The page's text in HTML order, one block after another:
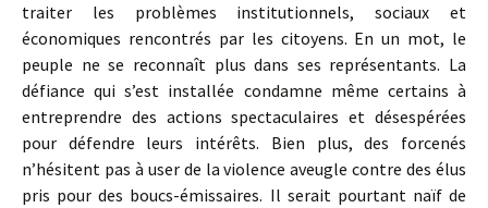
traiter les problèmes institutionnels, sociaux et
économiques rencontrés par les citoyens. En un mot, le
peuple ne se reconnaît plus dans ses représentants. La
défiance qui s’est installée condamne même certains à
entreprendre des actions spectaculaires et désespérées
pour défendre leurs intérêts. Bien plus, des forcenés
n’hésitent pas à user de la violence aveugle contre des élus
pris pour des boucs-émissaires. Il serait pourtant naïf de